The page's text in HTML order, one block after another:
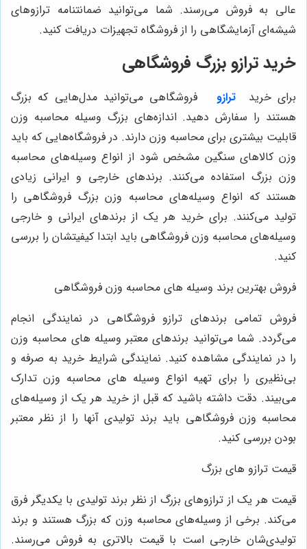
به فروش می‌رسند. شما می‌توانید ضمانتنامه ترازوهای
آزمایشگاهی را از فروشگاه تجهیزات دریافت کنید.
ترازو بزرگ فروشگاهی
خرید ترازوفروشگاهی می‌توانید مدل‌هایی که بزرگ
را سفارش دهید. اندازه‌های بزرگ وسیله محاسبه وزن
بیشتری برای محاسبه وزن دارند. در فروشگاه‌هایی که باید
کالاهای سنگین مشخص شود از انواع وسیله‌های محاسبه
بزرگ استفاده می‌کنند. برندهای خارجی و ایرانی زیادی
که انواع وسیله‌های محاسبه وزن بزرگ فروشگاهی را
می‌کنند. برای خرید هر یک از برندهای ایرانی و خارجی
محاسبه وزن فروشگاهی باید ابتدا کیفیتشان را بررسی
بهترین برند وسیله های محاسبه وزن فروشگاهی
تمامی برندهای ترازو فروشگاهی در نمایندگی انجام
شما می‌توانید برندهای معتبر وسیله ‌های محاسبه وزن
در نمایندگی مشاهده کنید. نمایندگی شرایط خرید به صرفه و
را برای تهیه انواع وسیله‌ های محاسبه وزن تدارک
دقت داشته باشید که قبل از خرید هر یک از وسیله‌های
وزن فروشگاهی باید برند تولیدی آنها را از نظر معتبر
بررسی کنید.
ترازو های بزرگ
هر یک از ترازوهای بزرگ از نظر برند تولیدی با یکدیگر فرق
برخی از وسیله‌های محاسبه وزن که بزرگ هستند و برند
خارجی است با قیمت بالاتری به فروش می‌رسند.